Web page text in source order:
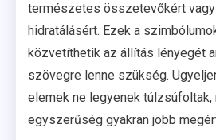
természetes összetevőkért
hidratálásért. Ezek a
közvetíthetik az állítás lényegét
szövegre lenne szükség.
elemek ne legyenek túlzsúfoltak,
egyszerűség gyakran jobb